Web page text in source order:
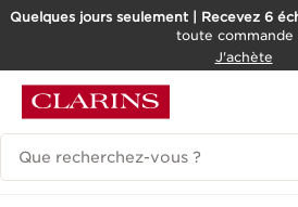
ALLER AU CONTENU
Quelques jours seulement | Recevez 6
toute commande
J'achète
Historique des recherches